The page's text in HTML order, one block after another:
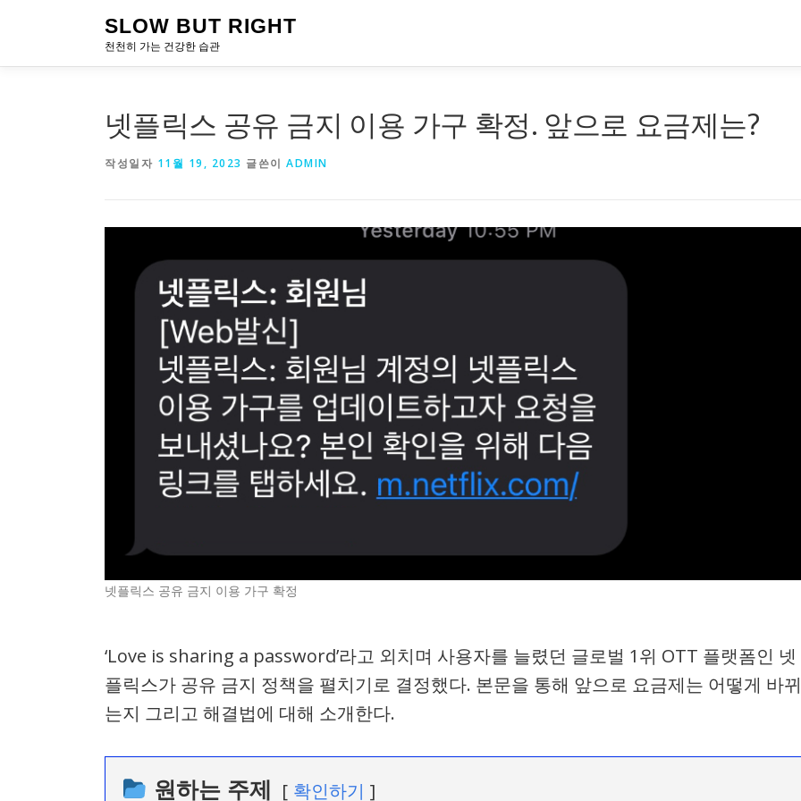
로
SLOW BUT RIGHT
천천히 가는 건강한 습관
넷플릭스 공유 금지 이용 가구 확정. 앞으로 요금제는?
작성일자 11월 19, 2023 글쓴이 ADMIN
넷플릭스 공유 금지 이용 가구 확정
‘Love is sharing a password’라고 외치며 사용자를 늘렸던 글로벌 1위 OTT 플랫폼인 넷
플릭스가 공유 금지 정책을 펼치기로 결정했다. 본문을 통해 앞으로 요금제는 어떻게 바뀌
는지 그리고 해결법에 대해 소개한다.
원하는 주제 확인하기